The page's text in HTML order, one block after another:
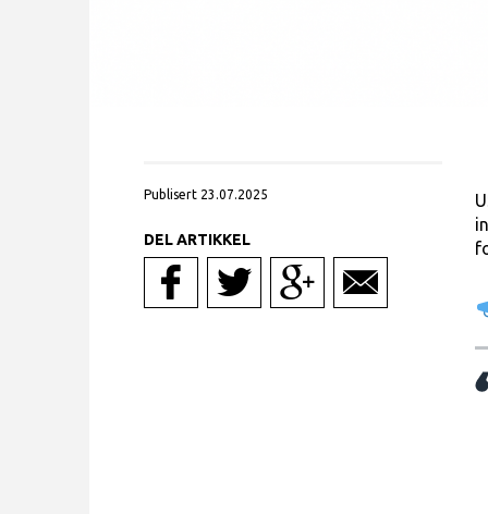
Publisert 23.07.2025
DEL ARTIKKEL